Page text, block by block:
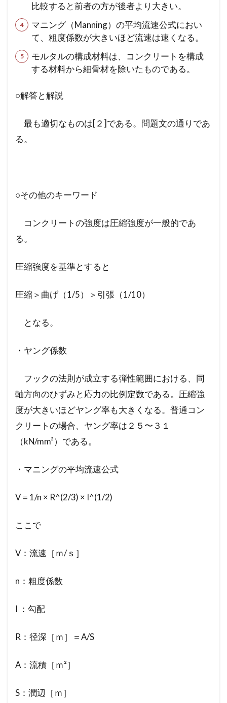
比較すると前者の方が後者より大きい。
マニング（Manning）の平均流速公式におい
て、粗度係数が大きいほど流速は速くなる。
モルタルの構成材料は、コンクリートを構成
する材料から細骨材を除いたものである。
○解答と解説
最も適切なものは[２]である。問題文の通りであ
る。
○その他のキーワード
コンクリートの強度は圧縮強度が一般的であ
る。
圧縮強度を基準とすると
圧縮＞曲げ（1/5）＞引張（1/10）
となる。
・ヤング係数
フックの法則が成立する弾性範囲における、同
軸方向のひずみと応力の比例定数である。圧縮強
度が大きいほどヤング率も大きくなる。普通コン
クリートの場合、ヤング率は２５〜３１
（kN/mm²）である。
・マニングの平均流速公式
V＝1/n × R^(2/3) × I^(1/2)
ここで
V：流速［ｍ/ｓ］
n：粗度係数
I ：勾配
R：径深［ｍ］＝A/S
A：流積［ｍ²］
S：潤辺［ｍ］